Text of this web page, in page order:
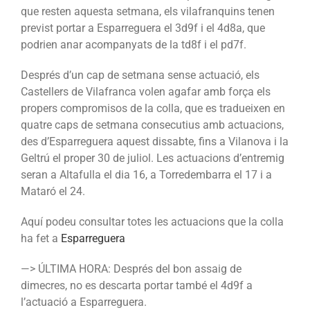
que resten aquesta setmana, els vilafranquins tenen
previst portar a Esparreguera el 3d9f i el 4d8a, que
podrien anar acompanyats de la td8f i el pd7f.
Després d’un cap de setmana sense actuació, els
Castellers de Vilafranca volen agafar amb força els
propers compromisos de la colla, que es tradueixen en
quatre caps de setmana consecutius amb actuacions,
des d’Esparreguera aquest dissabte, fins a Vilanova i la
Geltrú el proper 30 de juliol. Les actuacions d’entremig
seran a Altafulla el dia 16, a Torredembarra el 17 i a
Mataró el 24.
Aquí podeu consultar totes les actuacions que la colla
ha fet a Esparreguera
—> ÚLTIMA HORA: Després del bon assaig de
dimecres, no es descarta portar també el 4d9f a
l’actuació a Esparreguera.